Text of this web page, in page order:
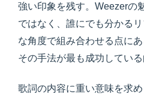
強い印象を残す。Weezerの
ではなく、誰にでも分かる
な角度で組み合わせる点に
その手法が最も成功している
歌詞の内容に重い意味を求